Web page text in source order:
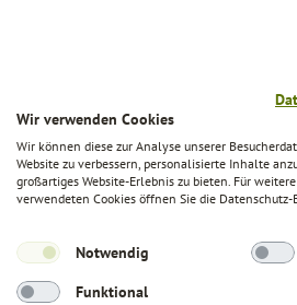
Schnellzugriffe
Ausbildung
Kifaz-Finder
Wir verwenden Cookies
Wir können diese zur Analyse unserer
Website zu verbessern, personalisierte Inhalte
großartiges Website-Erlebnis zu bieten. Für
verwendeten Cookies öffnen Sie die
Notwendig
Funktional